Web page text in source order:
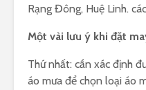
Rạng Đông, Huệ Linh.
Một vài lưu ý khi đặt
Thứ nhất: cần xác định
áo mưa để chọn loại áo